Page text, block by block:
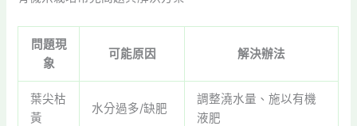
問題現
象
可能原因 解決辦法
葉尖枯
黃
水分過多/缺肥
調整澆水量、施以有機
液肥